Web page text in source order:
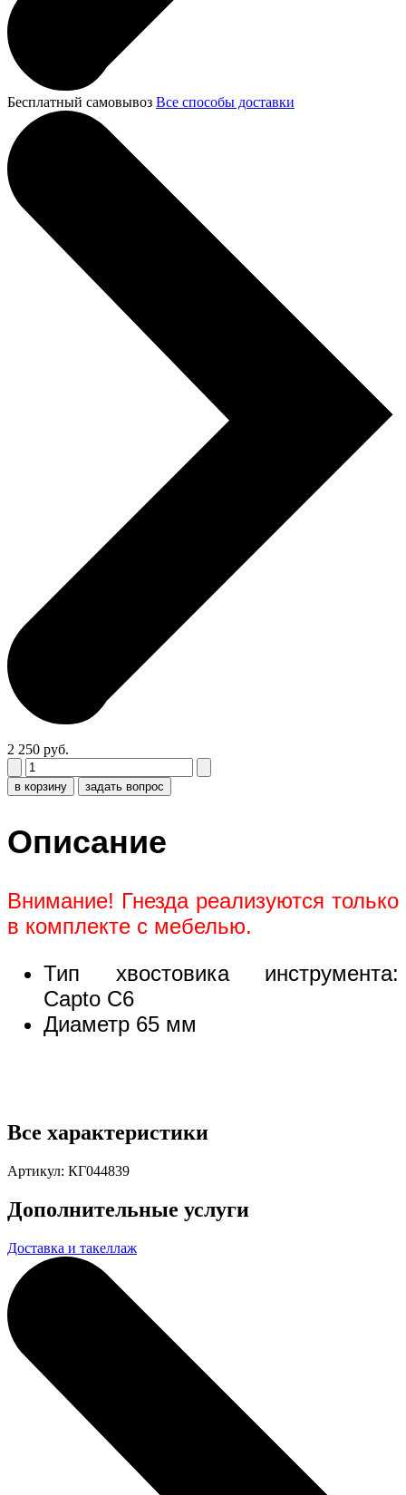
Бесплатный самовывоз Все способы доставки
2 250 руб.
в корзину задать вопрос
Описание
Внимание! Гнезда реализуются только
в комплекте с мебелью.
Тип хвостовика инструмента:
Capto C6
Диаметр 65 мм
Все характеристики
Артикул: КГ044839
Дополнительные услуги
Доставка и такеллаж